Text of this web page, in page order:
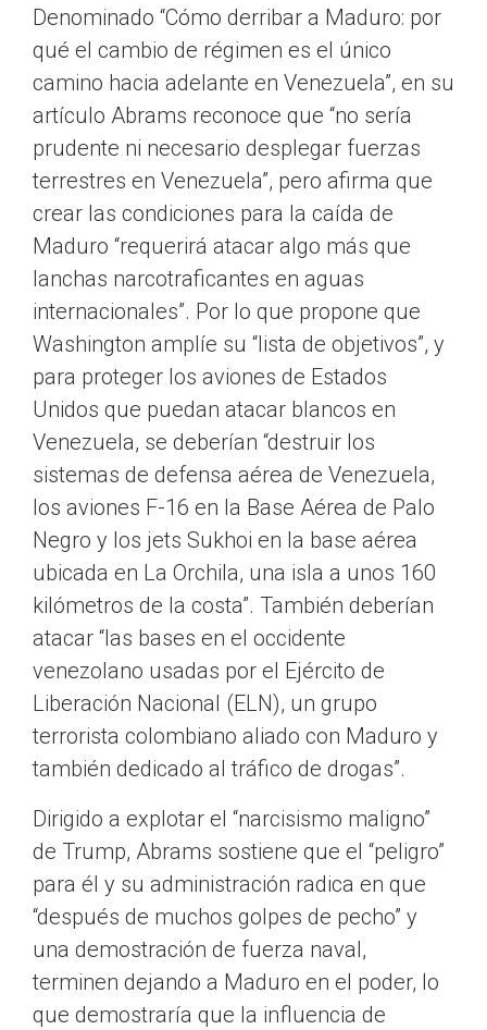
Denominado “Cómo derribar a Maduro: por
qué el cambio de régimen es el único
camino hacia adelante en Venezuela”, en su
artículo Abrams reconoce que “no sería
prudente ni necesario desplegar fuerzas
terrestres en Venezuela”, pero afirma que
crear las condiciones para la caída de
Maduro “requerirá atacar algo más que
lanchas narcotraficantes en aguas
internacionales”. Por lo que propone que
Washington amplíe su “lista de objetivos”, y
para proteger los aviones de Estados
Unidos que puedan atacar blancos en
Venezuela, se deberían “destruir los
sistemas de defensa aérea de Venezuela,
los aviones F-16 en la Base Aérea de Palo
Negro y los jets Sukhoi en la base aérea
ubicada en La Orchila, una isla a unos 160
kilómetros de la costa”. También deberían
atacar “las bases en el occidente
venezolano usadas por el Ejército de
Liberación Nacional (ELN), un grupo
terrorista colombiano aliado con Maduro y
también dedicado al tráfico de drogas”.
Dirigido a explotar el “narcisismo maligno”
de Trump, Abrams sostiene que el “peligro”
para él y su administración radica en que
“después de muchos golpes de pecho” y
una demostración de fuerza naval,
terminen dejando a Maduro en el poder, lo
que demostraría que la influencia de